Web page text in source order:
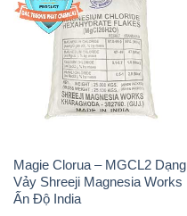
Magie Clorua – MGCL2 Dạng
Vảy Shreeji Magnesia Works
Ấn Độ India